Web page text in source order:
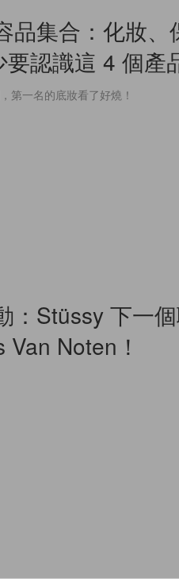
品集合：化妝、
認識這 4 個產
第一名的底妝看了好燒！
：Stüssy 下一
Noten！